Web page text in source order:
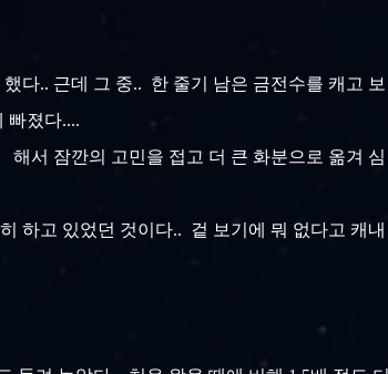
다.. 근데 그 중.. 한 줄기 남은 금전수를 캐고 보
빠졌다....
서 잠깐의 고민을 접고 더 큰 화분으로 옮겨 심
하고 있었던 것이다.. 겉 보기에 뭐 없다고 캐내